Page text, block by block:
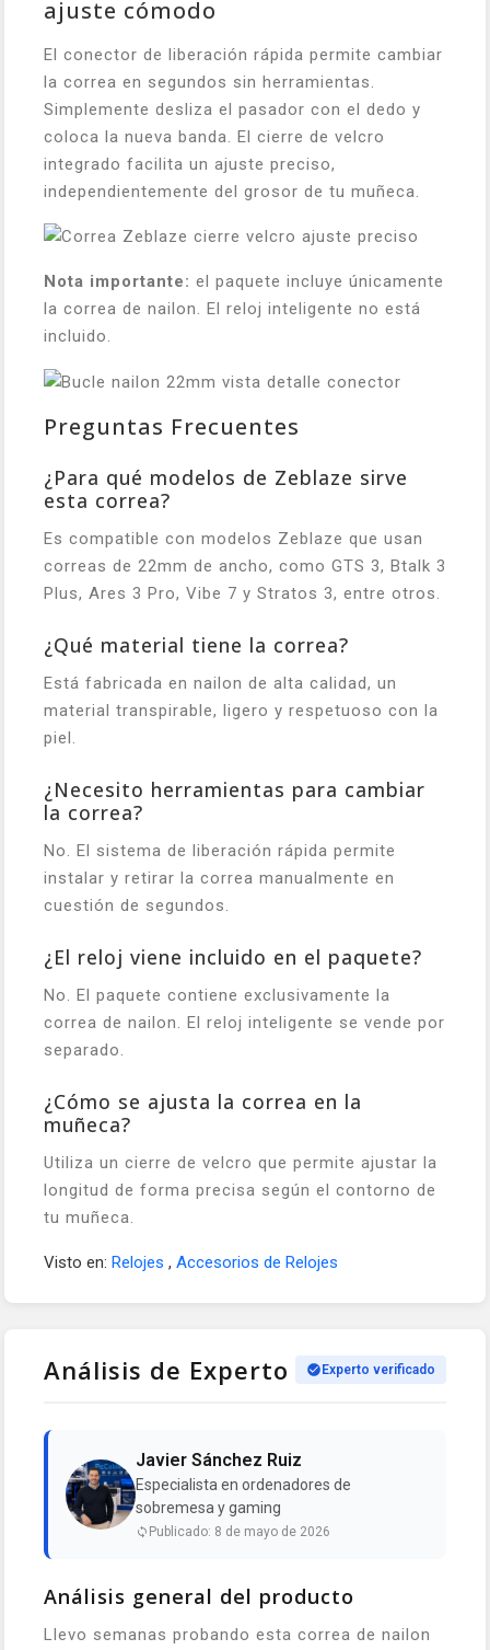
ajuste cómodo
El conector de liberación rápida permite cambiar
la correa en segundos sin herramientas.
Simplemente desliza el pasador con el dedo y
coloca la nueva banda. El cierre de velcro
integrado facilita un ajuste preciso,
independientemente del grosor de tu muñeca.
Nota importante: el paquete incluye únicamente
la correa de nailon. El reloj inteligente no está
incluido.
Preguntas Frecuentes
¿Para qué modelos de Zeblaze sirve
esta correa?
Es compatible con modelos Zeblaze que usan
correas de 22mm de ancho, como GTS 3, Btalk 3
Plus, Ares 3 Pro, Vibe 7 y Stratos 3, entre otros.
¿Qué material tiene la correa?
Está fabricada en nailon de alta calidad, un
material transpirable, ligero y respetuoso con la
piel.
¿Necesito herramientas para cambiar
la correa?
No. El sistema de liberación rápida permite
instalar y retirar la correa manualmente en
cuestión de segundos.
¿El reloj viene incluido en el paquete?
No. El paquete contiene exclusivamente la
correa de nailon. El reloj inteligente se vende por
separado.
¿Cómo se ajusta la correa en la
muñeca?
Utiliza un cierre de velcro que permite ajustar la
longitud de forma precisa según el contorno de
tu muñeca.
Visto en: Relojes , Accesorios de Relojes
Análisis de Experto Experto verificado
Javier Sánchez Ruiz
Especialista en ordenadores de
sobremesa y gaming
Publicado: 8 de mayo de 2026
Análisis general del producto
Llevo semanas probando esta correa de nailon